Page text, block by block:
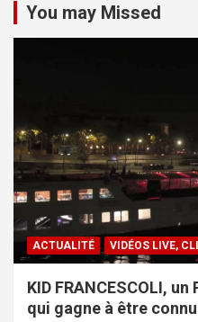
You may Missed
ACTUALITÉ VIDÉOS LIVE,
KID FRANCESCOLI,
qui gagne à être connu